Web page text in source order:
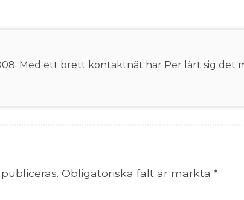
Med ett brett kontaktnät har Per lärt sig
Obligatoriska fält är märkta *